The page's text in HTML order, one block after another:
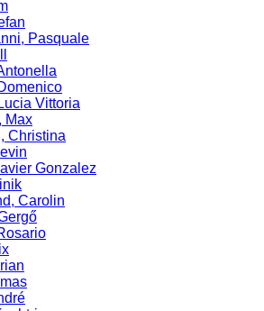
Pasquale
Vittoria
Max
Christina
Gonzalez
Carolin